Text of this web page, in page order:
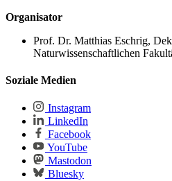
Organisator
Prof. Dr. Matthias Eschrig,
Naturwissenschaftlichen
Soziale Medien
Instagram
LinkedIn
Facebook
YouTube
Mastodon
Bluesky